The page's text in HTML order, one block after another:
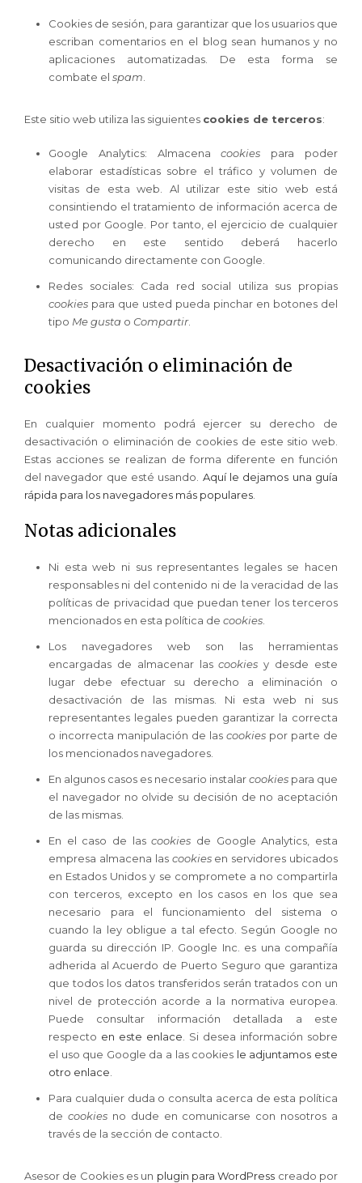
Cookies de sesión, para garantizar que los usuarios que
escriban comentarios en el blog sean humanos y no
aplicaciones automatizadas. De esta forma se
combate el spam
Este sitio web utiliza las siguientes cookies de terceros:
Google Analytics: Almacenacookies para poder
elaborar estadísticas sobre el tráfico y volumen de
visitas de esta web. Al utilizar este sitio web está
consintiendo el tratamiento de información acerca de
usted por Google. Por tanto, el ejercicio de cualquier
derecho en este sentido deberá hacerlo
comunicando directamente con Google.
Redes sociales: Cada red social utiliza sus propias
cookies para que usted pueda pinchar en botones del
tipo Me gusta o Compartir.
Desactivación o eliminación de
cookies
En cualquier momento podrá ejercer su derecho de
desactivación o eliminación de cookies de este sitio web.
Estas acciones se realizan de forma diferente en función
del navegador que esté usando. Aquí le dejamos una guía
rápida para los navegadores más populares
Notas adicionales
Ni esta web ni sus representantes legales se hacen
responsables ni del contenido ni de la veracidad de las
políticas de privacidad que puedan tener los terceros
mencionados en esta política de cookies
Los navegadores web son las herramientas
encargadas de almacenar lascookies y desde este
lugar debe efectuar su derecho a eliminación o
desactivación de las mismas. Ni esta web ni sus
representantes legales pueden garantizar la correcta
o incorrecta manipulación de las cookies por parte de
los mencionados navegadores.
En algunos casos es necesario instalarcookies para que
el navegador no olvide su decisión de no aceptación
de las mismas.
En el caso de lascookies de Google Analytics, esta
empresa almacena las cookiesen servidores ubicados
en Estados Unidos y se compromete a no compartirla
con terceros, excepto en los casos en los que sea
necesario para el funcionamiento del sistema o
cuando la ley obligue a tal efecto. Según Google no
guarda su dirección IP. Google Inc. es una compañía
adherida al Acuerdo de Puerto Seguro que garantiza
que todos los datos transferidos serán tratados con un
nivel de protección acorde a la normativa europea.
Puede consultar información detallada a este
respecto en este enlace . Si desea información sobre
el uso que Google da a las cookies le adjuntamos este
otro enlace
Para cualquier duda o consulta acerca de esta política
de cookiesno dude en comunicarse con nosotros a
través de la sección de contacto.
Asesor de Cookies es un plugin para WordPress creado por